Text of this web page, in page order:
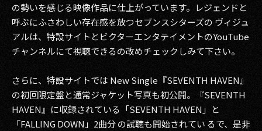
2014
2013
2011
2010
の勢いを感じる映像作品に仕上がっています。レジェンドと
呼ぶにふさわしい存在感を放つセブンスシターズの ヴィジュ
アルは、特設サイトとビクターエンタテイメントのYouTube
チャンネルにて視聴できるの改めチェックしみて下さい。
さらに、特設サイトでは New Single『SEVENTH HAVEN』
の初回限定盤と通常ジャケット写真も初公開。『SEVENTH
HAVEN』に収録されている「SEVENTH HAVEN」と
「FALLING DOWN」2曲分 の試聴も開始されてい るで、是非